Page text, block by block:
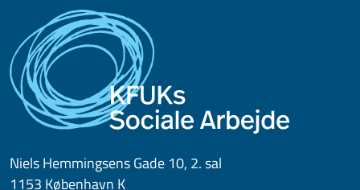
Niels Hemmingsens Gade 10, 2. sal
1153 København K